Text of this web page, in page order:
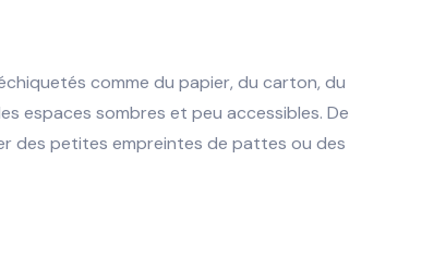
comme du papier, du carton, du
espaces sombres et peu accessibles. De
des petites empreintes de pattes ou des